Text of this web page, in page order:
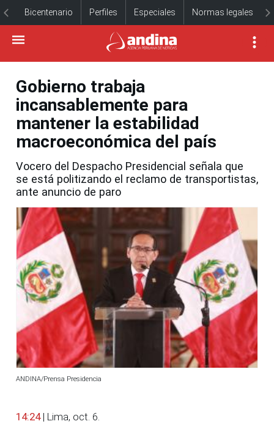
Bicentenario Perfiles Especiales Normas legales
Gobierno trabaja
incansablemente para
mantener la estabilidad
macroeconómica del país
Vocero del Despacho Presidencial señala que
se está politizando el reclamo de transportistas,
ante anuncio de paro
ANDINA/Prensa Presidencia
14:24 | Lima, oct. 6.